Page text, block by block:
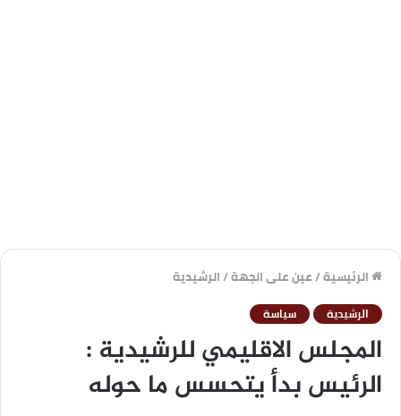
الرئيسية/عين على الجهة/الرشيدية
الرشيدية سياسة
المجلس الاقليمي للرشيدية :
الرئيس بدأ يتحسس ما حوله